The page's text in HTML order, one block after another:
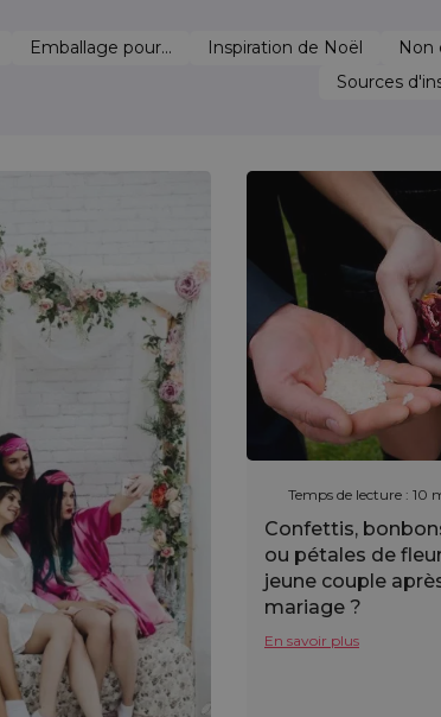
Emballage pour... Inspiration de Noël Non
Sources
Temps de lecture : 10
Confettis,
ou pétales de
jeune couple
mariage ?
En savoir plus